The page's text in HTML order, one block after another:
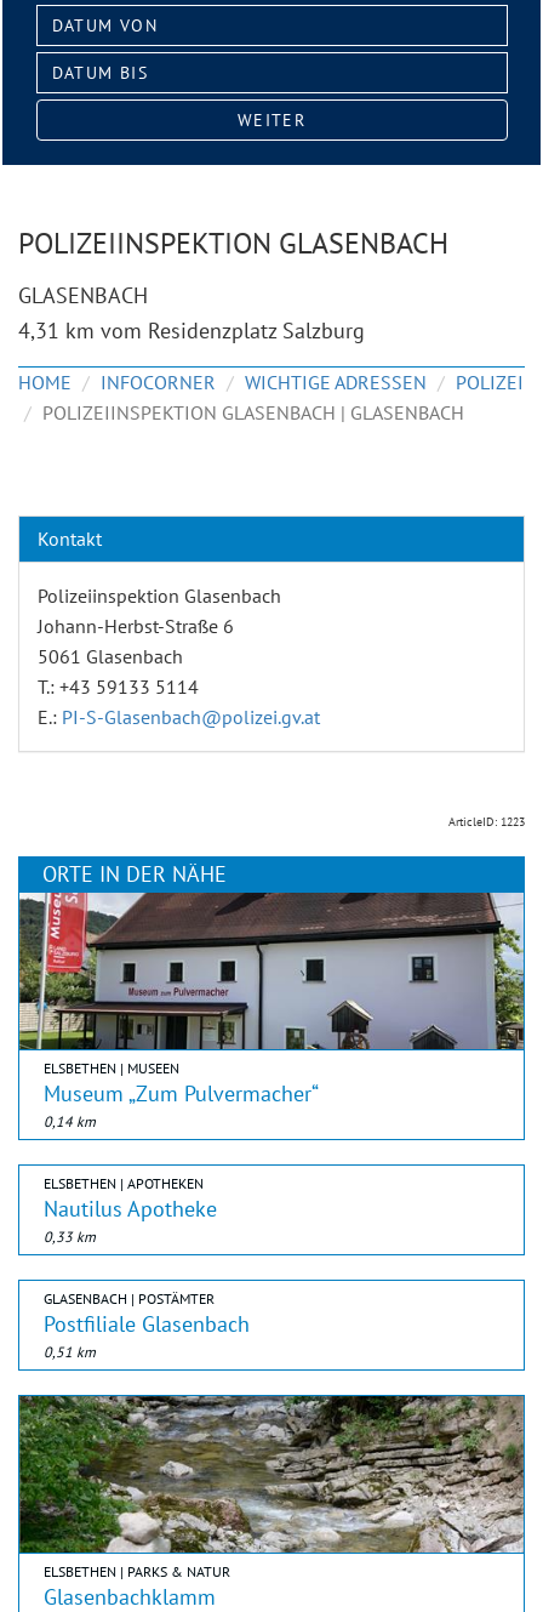
Datum
von:
Datum
bis:
WEITER
POLIZEIINSPEKTION GLASENBACH
GLASENBACH
4,31 km vom Residenzplatz Salzburg
HOME INFOCORNER WICHTIGE ADRESSEN
POLIZEI
POLIZEIINSPEKTION GLASENBACH | GLASENBACH
Kontakt
Polizeiinspektion Glasenbach
Johann-Herbst-Straße 6
5061 Glasenbach
T.: +43 59133 5114
E.: PI-S-Glasenbach@polizei.gv.at
ArticleID: 1223
ORTE IN DER NÄHE
ELSBETHEN | MUSEEN
Museum „Zum Pulvermacher“
0,14 km
ELSBETHEN | APOTHEKEN
Nautilus Apotheke
0,33 km
GLASENBACH | POSTÄMTER
Postfiliale Glasenbach
0,51 km
ELSBETHEN | PARKS & NATUR
Glasenbachklamm